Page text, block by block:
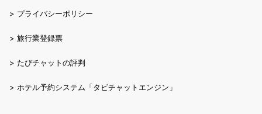
> プライバシーポリシー
> 旅行業登録票
> たびチャットの評判
> ホテル予約システム「タビチャットエンジン」